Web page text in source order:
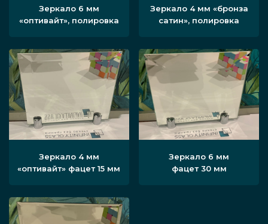
Зеркало 6 мм
«оптивайт», полировка
Зеркало 4 мм «бронза
сатин», полировка
Зеркало 4 мм
«оптивайт» фацет 15 мм
Зеркало 6 мм
фацет 30 мм